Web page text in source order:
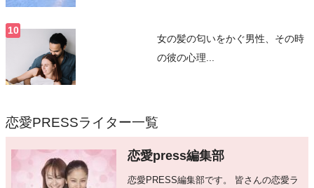
女の髪の匂いをかぐ男性、その時
の彼の心理...
恋愛PRESSライター一覧
恋愛press編集部
恋愛PRESS編集部です。 皆さんの恋愛ラ